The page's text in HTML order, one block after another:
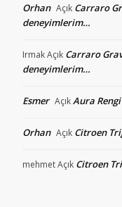
Orhan Açık Carraro
deneyimlerim…
IrmakAçık Carraro
deneyimlerim…
Esmer AçıkAura
Orhan Açık Citroen
mehmetAçık Citroen